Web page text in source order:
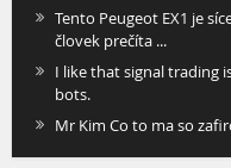
Tento Peugeot EX1 je
človek prečíta ...
I like that signal trading
bots.
Mr Kim Co to ma so